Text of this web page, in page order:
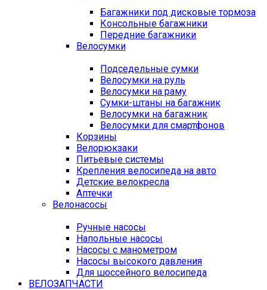
Багажники под дисковые тормоза
Консольные багажники
Передние багажники
Велосумки
Подседельные сумки
Велосумки на руль
Велосумки на раму
Сумки-штаны на багажник
Велосумки на багажник
Велосумки для смартфонов
Корзины
Велорюкзаки
Питьевые системы
Крепления велосипеда на авто
Детские велокресла
Аптечки
Велонасосы
Ручные насосы
Напольные насосы
Насосы с манометром
Насосы высокого давления
Для шоссейного велосипеда
ВЕЛОЗАПЧАСТИ